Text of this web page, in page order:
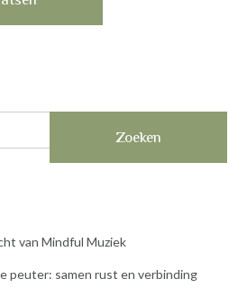
Zoeken
van Mindful Muziek
peuter: samen rust en verbinding